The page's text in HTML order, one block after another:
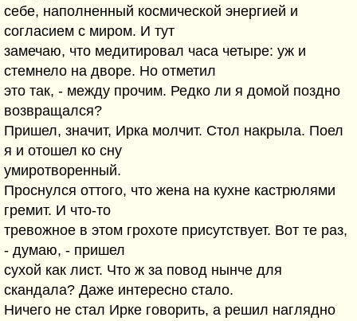
себе, наполненный космической энергией и
согласием с миром. И тут
замечаю, что медитировал часа четыре: уж и
стемнело на дворе. Но отметил
это так, - между прочим. Редко ли я домой поздно
возвращался?
Пришел, значит, Ирка молчит. Стол накрыла. Поел
я и отошел ко сну
умиротворенный.
Проснулся оттого, что жена на кухне кастрюлями
гремит. И что-то
тревожное в этом грохоте присутствует. Вот те раз,
- думаю, - пришел
сухой как лист. Что ж за повод нынче для
скандала? Даже интересно стало.
Ничего не стал Ирке говорить, а решил наглядно